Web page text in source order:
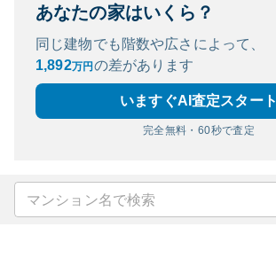
あなたの家はいくら？
同じ建物でも階数や広さによって、
1,892万円 の差があります
いますぐAI査定スタート
完全無料・60秒で査定